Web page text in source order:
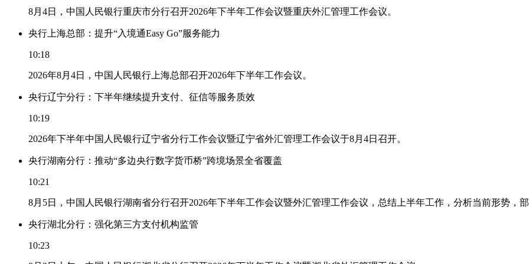
8月4日，中国人民银行重庆市分行召开2026年下半年工作会议暨重庆外汇管理工作会议。
央行上海总部：提升“入境通Easy Go”服务能力
10:18
2026年8月4日，中国人民银行上海总部召开2026年下半年工作会议。
央行辽宁分行：下半年继续提升支付、征信等服务质效
10:19
2026年下半年中国人民银行辽宁省分行工作会议暨辽宁省外汇管理工作会议于8月4日召开。
央行湖南分行：推动“多边央行数字货币桥”跨境场景全省覆盖
10:21
8月5日，中国人民银行湖南省分行召开2026年下半年工作会议暨外汇管理工作会议，总结上半年工作，分析当前形势，部
央行湖北分行：强化第三方支付机构监管
10:23